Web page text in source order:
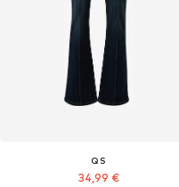
QS
34,99 €